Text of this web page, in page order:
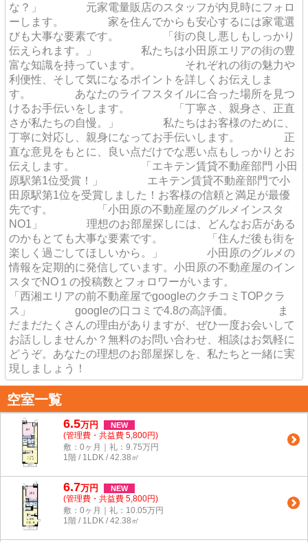
な？」 元家電量販店のスタッフが内見時にフォロ
ーします。 家を住んでからも安心するには家電選
びも大事な要素です。 「街の良し悪しもしっかり
伝えられます。」 私たちは小田原エリアの街の豊
富な知識を持っています。 それぞれの街の魅力や
利便性、そして気になるポイントを詳しくお伝えしま
す。 あなたのライフスタイルに合った場所を見つ
けるお手伝いをします。 「丁寧さ、親身さ、正直
さが私たちの自慢。」 私たちはお客様のために、
丁寧に対応し、親身になってお手伝いします。 正
直な意見をもとに、良い点だけでな悪い点もしっかりとお
伝えします。 「エキテン賃貸不動産部門 小田
原駅第1位受賞！」 エキテン賃貸不動産部門で小
田原駅第1位を受賞しました！お客様の信頼と満足が最優
先です。 「小田原の不動産屋のグルメインスタ
NO1」 理想のお部屋探しには、どんなお店がある
のかもとても大事な要素です。 「住んだ後も街を
楽しく過ごしてほしいから。」 小田原のグルメの
情報を定期的に発信しています。小田原の不動産屋のイン
スタでNO１の投稿数とフォロワーがいます。
「西湘エリアの前不動産屋でgoogleのクチコミTOPクラ
ス」 googleの口コミで4.8の高評価。 ま
だまだたくさんの理由がありますが、ぜひ一度お会いして
お話ししませんか？無料のお問い合わせ、相談はお気軽に
どうぞ。あなたの理想のお部屋探しを、私たちと一緒に実
現しましょう！
空室一覧
6.5万円 NEW
(管理費・共益費 5,800円)
敷：0ヶ月｜礼：9.75万円
1階 / 1LDK / 42.38㎡
6.7万円 NEW
(管理費・共益費 5,800円)
敷：0ヶ月｜礼：10.05万円
1階 / 1LDK / 42.38㎡